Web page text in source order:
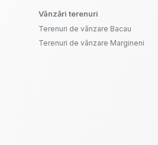
Vânzări terenuri
Terenuri de vânzare Bacau
Terenuri de vânzare Margineni